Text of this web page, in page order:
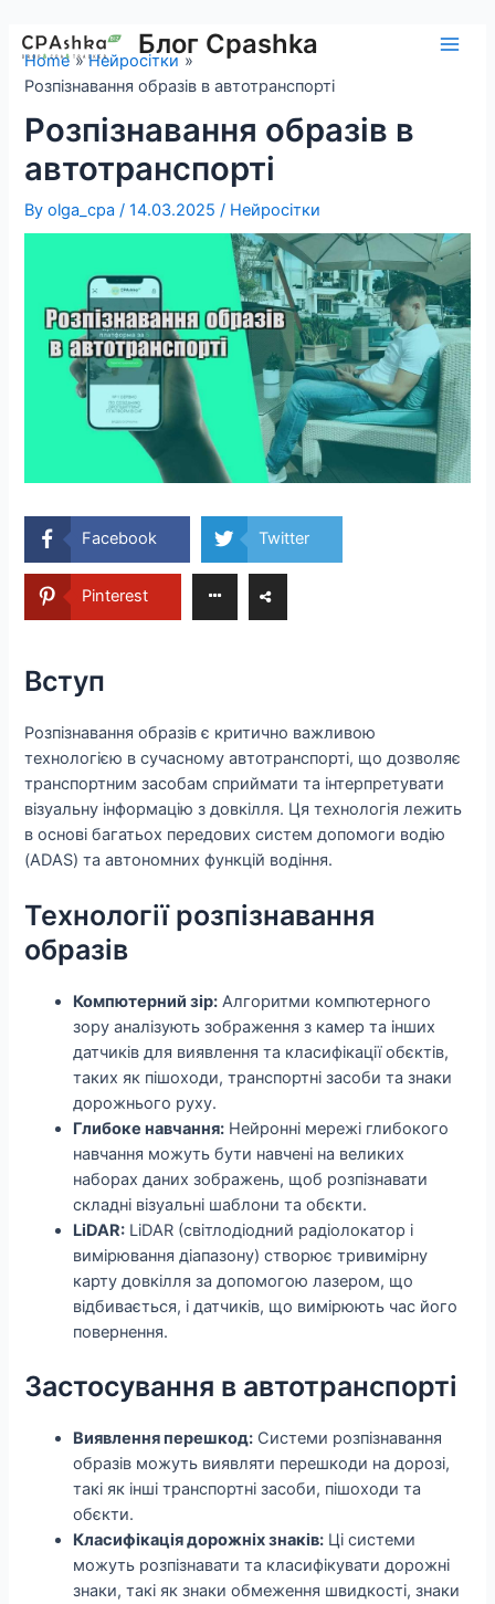
content
Блог Cpashka
Home
Нейросітки
Розпізнавання образів в автотранспорті
Розпізнавання образів в
автотранспорті
Byolga_cpa/14.03.2025/ Нейросітки
Facebook Twitter
Pinterest
Вступ
Розпізнавання образів є критично важливою
технологією в сучасному автотранспорті, що дозволяє
транспортним засобам сприймати та інтерпретувати
візуальну інформацію з довкілля. Ця технологія лежить
в основі багатьох передових систем допомоги водію
(ADAS) та автономних функцій водіння.
Технології розпізнавання
образів
Компютерний зір: Алгоритми компютерного
зору аналізують зображення з камер та інших
датчиків для виявлення та класифікації обєктів,
таких як пішоходи, транспортні засоби та знаки
дорожнього руху.
Глибоке навчання: Нейронні мережі глибокого
навчання можуть бути навчені на великих
наборах даних зображень, щоб розпізнавати
складні візуальні шаблони та обєкти.
LiDAR: LiDAR (світлодіодний радіолокатор і
вимірювання діапазону) створює тривимірну
карту довкілля за допомогою лазером, що
відбивається, і датчиків, що вимірюють час його
повернення.
Застосування в автотранспорті
Виявлення перешкод: Системи розпізнавання
образів можуть виявляти перешкоди на дорозі,
такі як інші транспортні засоби, пішоходи та
обєкти.
Класифікація дорожніх знаків: Ці системи
можуть розпізнавати та класифікувати дорожні
знаки, такі як знаки обмеження швидкості, знаки